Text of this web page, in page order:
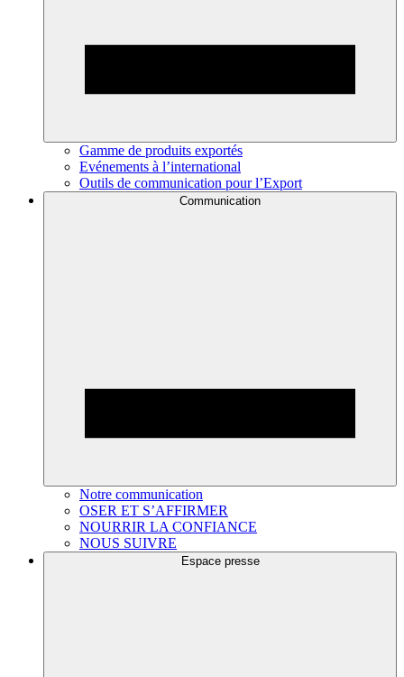
Gamme de produits exportés
Evénements à l’international
Outils de communication pour l’Export
Communication
Notre communication
OSER ET S’AFFIRMER
NOURRIR LA CONFIANCE
NOUS SUIVRE
Espace presse